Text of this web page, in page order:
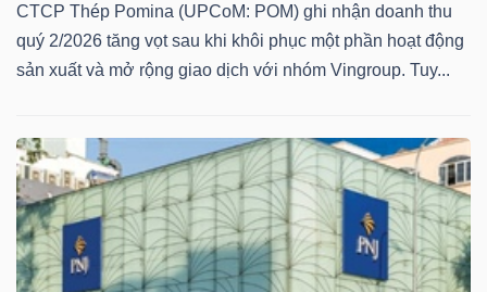
CTCP Thép Pomina (UPCoM: POM) ghi nhận doanh thu
quý 2/2026 tăng vọt sau khi khôi phục một phần hoạt động
sản xuất và mở rộng giao dịch với nhóm Vingroup. Tuy...
TRUY
XUẤT
DỮ
Ngành
(-)
VS-
SECTOR